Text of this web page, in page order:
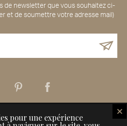
de newsletter que vous souhaitez ci-
et de soumettre votre adresse mail)
Nos Maisons de Voyageurs
pour une expérience